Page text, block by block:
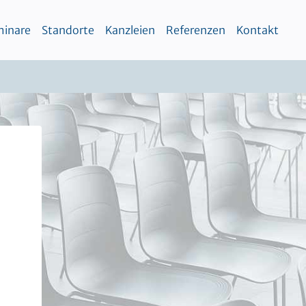
Standorte Kanzleien Referenzen Kontakt